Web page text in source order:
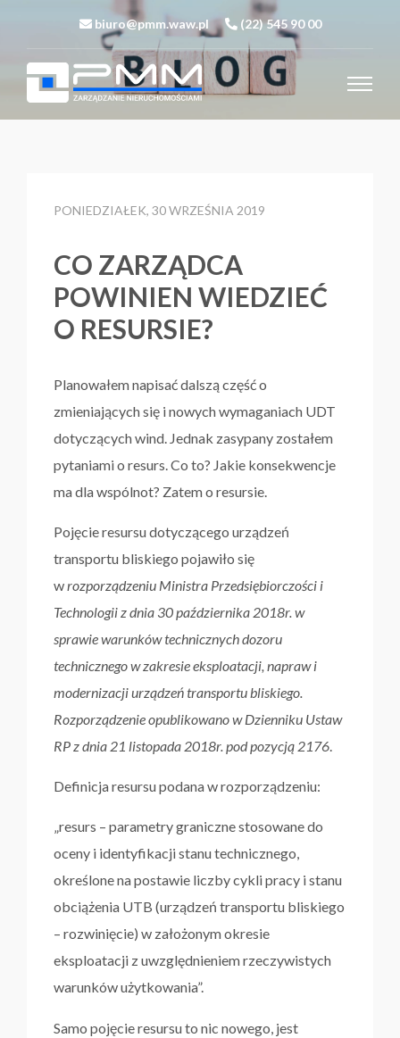
biuro@pmm.waw.pl (22) 545 90 00
PONIEDZIAŁEK, 30 WRZEŚNIA 2019
CO ZARZĄDCA
POWINIEN WIEDZIEĆ
O RESURSIE?
Planowałem napisać dalszą część o
zmieniających się i nowych wymaganiach UDT
dotyczących wind. Jednak zasypany zostałem
pytaniami o resurs. Co to? Jakie konsekwencje
ma dla wspólnot? Zatem o resursie.
Pojęcie resursu dotyczącego urządzeń
transportu bliskiego pojawiło się
wrozporządzeniu Ministra Przedsiębiorczości i
Technologii z dnia 30 października 2018r. w
sprawie warunków technicznych dozoru
technicznego w zakresie eksploatacji, napraw i
modernizacji urządzeń transportu bliskiego.
Rozporządzenie opublikowano w Dzienniku Ustaw
RP z dnia 21 listopada 2018r. pod pozycją 2176.
Definicja resursu podana w rozporządzeniu:
„resurs – parametry graniczne stosowane do
oceny i identyfikacji stanu technicznego,
określone na postawie liczby cykli pracy i stanu
obciążenia UTB (urządzeń transportu bliskiego
– rozwinięcie) w założonym okresie
eksploatacji z uwzględnieniem rzeczywistych
warunków użytkowania”.
Samo pojęcie resursu to nic nowego, jest